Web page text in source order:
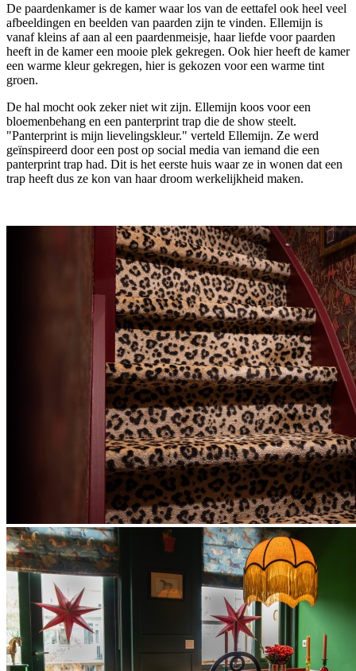
De paardenkamer is de kamer waar los van de eettafel ook heel veel
afbeeldingen en beelden van paarden zijn te vinden. Ellemijn is
vanaf kleins af aan al een paardenmeisje, haar liefde voor paarden
heeft in de kamer een mooie plek gekregen. Ook hier heeft de kamer
een warme kleur gekregen, hier is gekozen voor een warme tint
groen.
De hal mocht ook zeker niet wit zijn. Ellemijn koos voor een
bloemenbehang en een panterprint trap die de show steelt.
"Panterprint is mijn lievelingskleur." verteld Ellemijn. Ze werd
geïnspireerd door een post op social media van iemand die een
panterprint trap had. Dit is het eerste huis waar ze in wonen dat een
trap heeft dus ze kon van haar droom werkelijkheid maken.